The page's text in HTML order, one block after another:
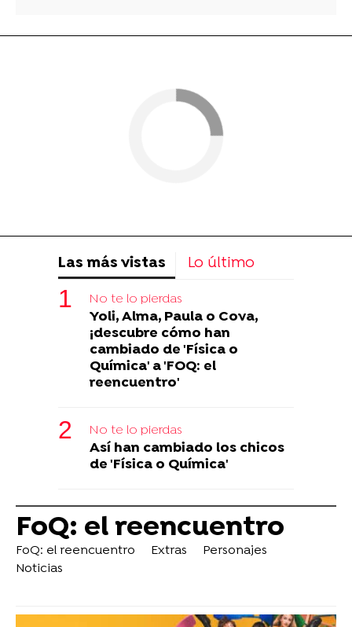
Las más vistas Lo último
No te lo pierdas
Yoli, Alma, Paula o Cova,
¡descubre cómo han
cambiado de 'Física o
Química' a 'FOQ: el
reencuentro'
No te lo pierdas
Así han cambiado los chicos
de 'Física o Química'
FoQ: el reencuentro
FoQ: el reencuentro Extras
Personajes
Noticias